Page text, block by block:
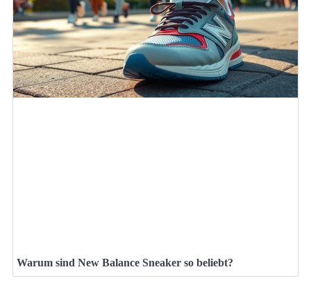
Warum sind New Balance Sneaker so beliebt?